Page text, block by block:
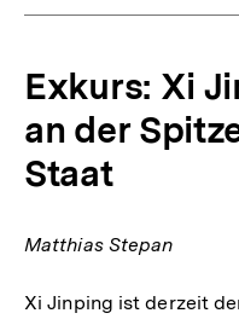
Exkurs: Xi
an der
Staat
Matthias Stepan
Xi Jinping ist derzeit